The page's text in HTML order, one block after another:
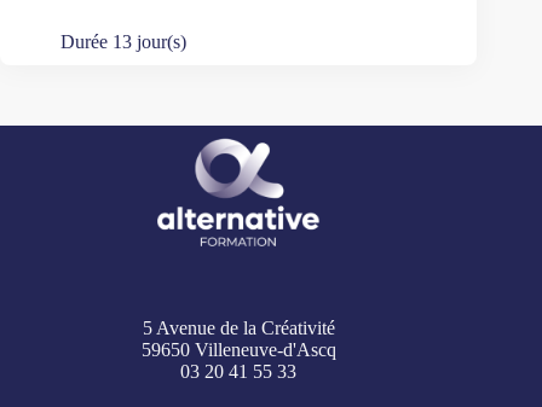
Durée 13 jour(s)
5 Avenue de la Créativité
59650 Villeneuve-d'Ascq
03 20 41 55 33